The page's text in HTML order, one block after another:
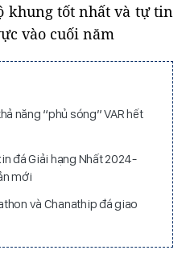
tốt nhất và tự tin
vào cuối năm
năng “phủ sóng” VAR hết
đá Giải hạng Nhất 2024-
mới
và Chanathip đá giao